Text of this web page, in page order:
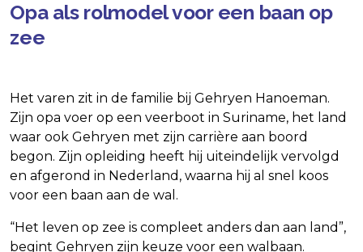
Opa als rolmodel voor een baan op
zee
Het varen zit in de familie bij Gehryen Hanoeman.
Zijn opa voer op een veerboot in Suriname, het land
waar ook Gehryen met zijn carrière aan boord
begon. Zijn opleiding heeft hij uiteindelijk vervolgd
en afgerond in Nederland, waarna hij al snel koos
voor een baan aan de wal.
“Het leven op zee is compleet anders dan aan land”,
begint Gehryen zijn keuze voor een walbaan.